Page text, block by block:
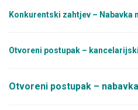
Konkurentski zahtjev – Nabavka
Otvoreni postupak –
Otvoreni postupak –